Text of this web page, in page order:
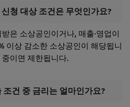
청 대상 조건은 무엇인가요?
은 소상공인이거나, 매출·영업이
이상 감소한 소상공인이 해당됩니
중이면 제한됩니다.
조건 중 금리는 얼마인가요?